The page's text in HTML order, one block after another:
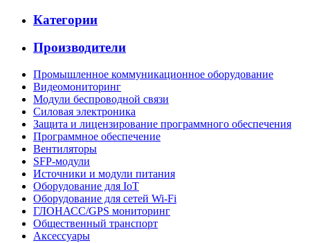
Категории
Производители
Промышленное коммуникационное оборудование
Видеомониторинг
Модули беспроводной связи
Силовая электроника
Защита и лицензирование программного обеспечения
Программное обеспечение
Вентиляторы
SFP-модули
Источники и модули питания
Оборудование для IoT
Оборудование для сетей Wi-Fi
ГЛОНАСС/GPS мониторинг
Общественный транспорт
Аксессуары